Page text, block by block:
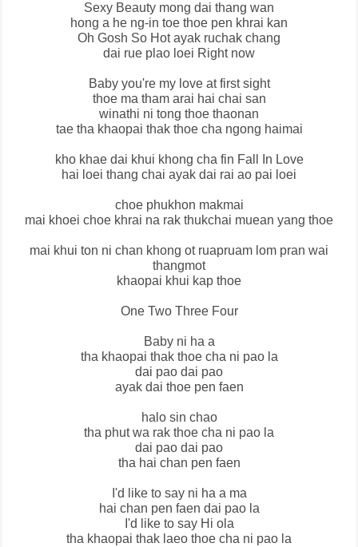
Sexy Beauty mong dai thang wan
hong a he ng-in toe thoe pen khrai kan
Oh Gosh So Hot ayak ruchak chang
dai rue plao loei Right now
Baby you're my love at first sight
thoe ma tham arai hai chai san
winathi ni tong thoe thaonan
tae tha khaopai thak thoe cha ngong haimai
kho khae dai khui khong cha fin Fall In Love
hai loei thang chai ayak dai rai ao pai loei
choe phukhon makmai
mai khoei choe khrai na rak thukchai muean yang thoe
mai khui ton ni chan khong ot ruapruam lom pran wai
thangmot
khaopai khui kap thoe
One Two Three Four
Baby ni ha a
tha khaopai thak thoe cha ni pao la
dai pao dai pao
ayak dai thoe pen faen
halo sin chao
tha phut wa rak thoe cha ni pao la
dai pao dai pao
tha hai chan pen faen
I'd like to say ni ha a ma
hai chan pen faen dai pao la
I'd like to say Hi ola
tha khaopai thak laeo thoe cha ni pao la